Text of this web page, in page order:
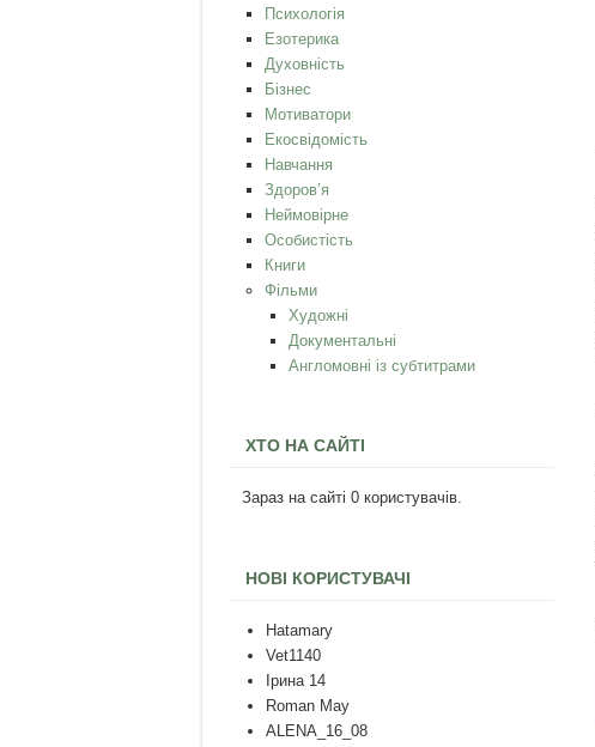
Психологія
Езотерика
Духовність
Бізнес
Мотиватори
Екосвідомість
Навчання
Здоров’я
Неймовірне
Особистість
Книги
Фільми
Художні
Документальні
Англомовні із субтитрами
ХТО НА САЙТІ
Зараз на сайті 0 користувачів.
НОВІ КОРИСТУВАЧІ
Hatamary
Vet1140
Ірина 14
Roman May
ALENA_16_08